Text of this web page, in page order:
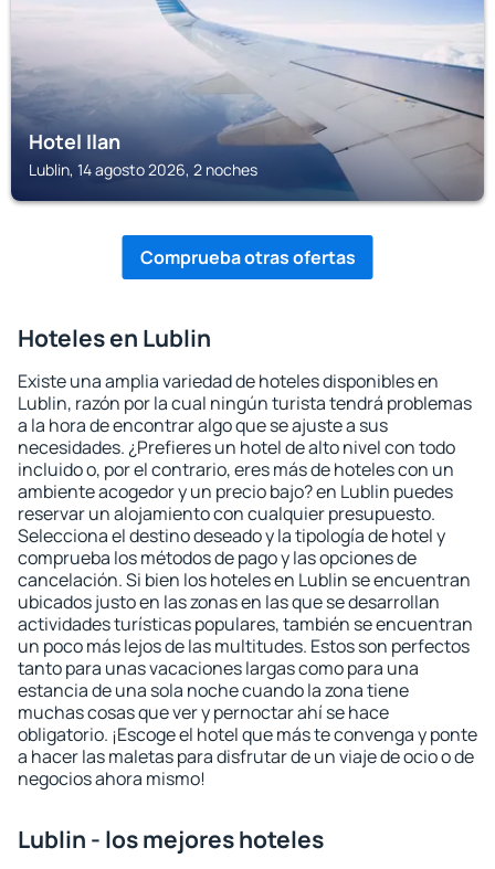
Hotel Ilan
Lublin, 14 agosto 2026, 2 noches
Comprueba otras ofertas
Hoteles en Lublin
Existe una amplia variedad de hoteles disponibles en
Lublin, razón por la cual ningún turista tendrá problemas
a la hora de encontrar algo que se ajuste a sus
necesidades. ¿Prefieres un hotel de alto nivel con todo
incluido o, por el contrario, eres más de hoteles con un
ambiente acogedor y un precio bajo? en Lublin puedes
reservar un alojamiento con cualquier presupuesto.
Selecciona el destino deseado y la tipología de hotel y
comprueba los métodos de pago y las opciones de
cancelación. Si bien los hoteles en Lublin se encuentran
ubicados justo en las zonas en las que se desarrollan
actividades turísticas populares, también se encuentran
un poco más lejos de las multitudes. Estos son perfectos
tanto para unas vacaciones largas como para una
estancia de una sola noche cuando la zona tiene
muchas cosas que ver y pernoctar ahí se hace
obligatorio. ¡Escoge el hotel que más te convenga y ponte
a hacer las maletas para disfrutar de un viaje de ocio o de
negocios ahora mismo!
Lublin - los mejores hoteles